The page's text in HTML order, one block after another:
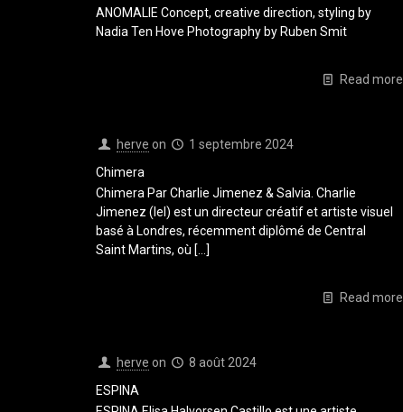
ANOMALIE Concept, creative direction, styling by
Nadia Ten Hove Photography by Ruben Smit
Read more
herve on
1 septembre 2024
Chimera
Chimera Par Charlie Jimenez & Salvia. Charlie
Jimenez (Iel) est un directeur créatif et artiste visuel
basé à Londres, récemment diplômé de Central
Saint Martins, où […]
Read more
herve on
8 août 2024
ESPINA